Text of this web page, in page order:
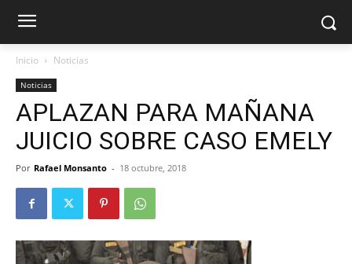
Inicio Noticias
Noticias
APLAZAN PARA MAÑANA
JUICIO SOBRE CASO EMELY
Por Rafael Monsanto - 18 octubre, 2018